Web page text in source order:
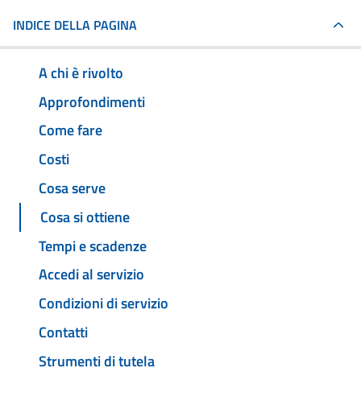
INDICE DELLA PAGINA
A chi è rivolto
Approfondimenti
Come fare
Costi
Cosa serve
Cosa si ottiene
Tempi e scadenze
Accedi al servizio
Condizioni di servizio
Contatti
Strumenti di tutela